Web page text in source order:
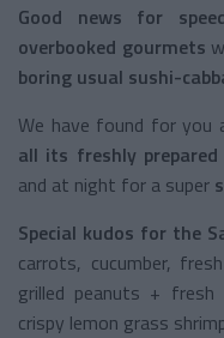
Good news for
overbooked gourmets
boring usual sushi-
We have found for you
all its freshly prepared
and at night for a super
Special kudos for the
carrots, cucumber,
grilled peanuts +
crispy lemon grass